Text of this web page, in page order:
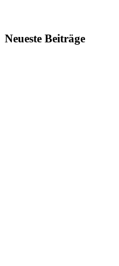
Neueste Beiträge